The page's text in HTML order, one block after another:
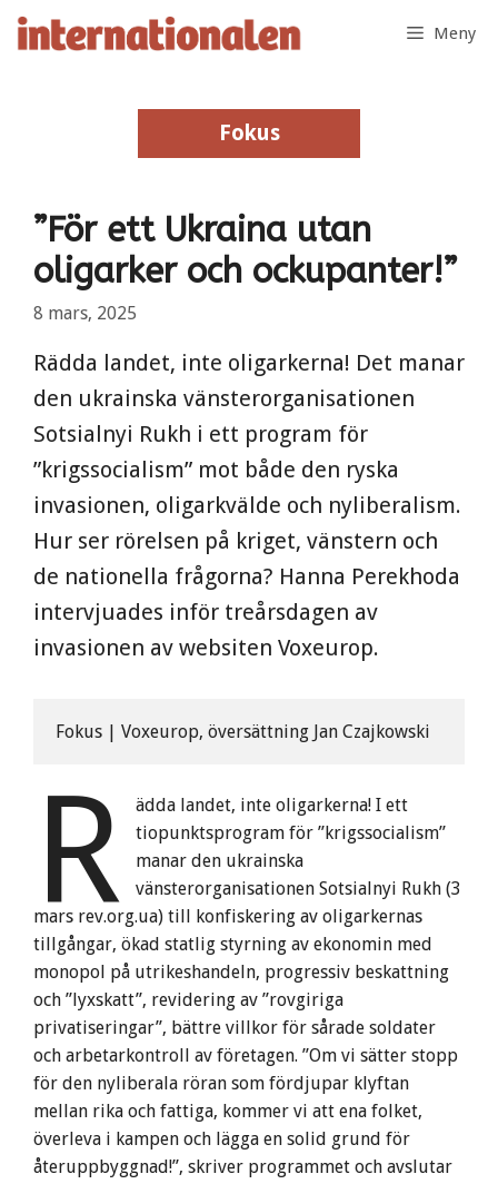
Hoppa
Meny
Fokus
Fokus
”För ett Ukraina utan
oligarker och ockupanter!”
8 mars, 2025
Rädda landet, inte oligarkerna! Det manar
den ukrainska vänsterorganisationen
Sotsialnyi Rukh i ett program för
”krigssocialism” mot både den ryska
invasionen, oligarkvälde och nyliberalism.
Hur ser rörelsen på kriget, vänstern och
de nationella frågorna? Hanna Perekhoda
intervjuades inför treårsdagen av
invasionen av websiten Voxeurop.
Fokus | Voxeurop, översättning Jan Czajkowski
R
ädda landet, inte oligarkerna! I ett
tiopunktsprogram för ”krigssocialism”
manar den ukrainska
vänsterorganisationen Sotsialnyi Rukh (3
mars rev.org.ua) till konfiskering av oligarkernas
tillgångar, ökad statlig styrning av ekonomin med
monopol på utrikeshandeln, progressiv beskattning
och ”lyxskatt”, revidering av ”rovgiriga
privatiseringar”, bättre villkor för sårade soldater
och arbetarkontroll av företagen. ”Om vi sätter stopp
för den nyliberala röran som fördjupar klyftan
mellan rika och fattiga, kommer vi att ena folket,
överleva i kampen och lägga en solid grund för
återuppbyggnad!”, skriver programmet och avslutar